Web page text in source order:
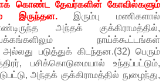
கொண்ட தேவர்களின் கோவில்களும்
இருந்தன.
இரும்பு மணிகளால்
அந்தக் குக்கிராமத்தில்,
நாய்க்கூட்டங்கள்
படுத்துக் கிடந்தன.(32) பெரும்
பசிக்கொடுமையால் உந்தப்பட்டும்,
அந்தக் குக்கிராமத்தில் நுழைந்து,